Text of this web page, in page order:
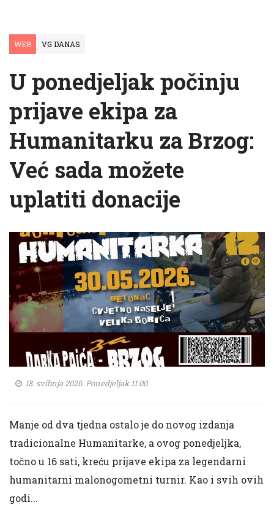
WEB VG DANAS
U ponedjeljak počinju
prijave ekipa za
Humanitarku za Brzog:
Već sada možete
uplatiti donacije
18. svibnja 2026. Ponedjeljak 11:00
Manje od dva tjedna ostalo je do novog izdanja
tradicionalne Humanitarke, a ovog ponedjeljka,
točno u 16 sati, kreću prijave ekipa za legendarni
humanitarni malonogometni turnir. Kao i svih ovih
godi...